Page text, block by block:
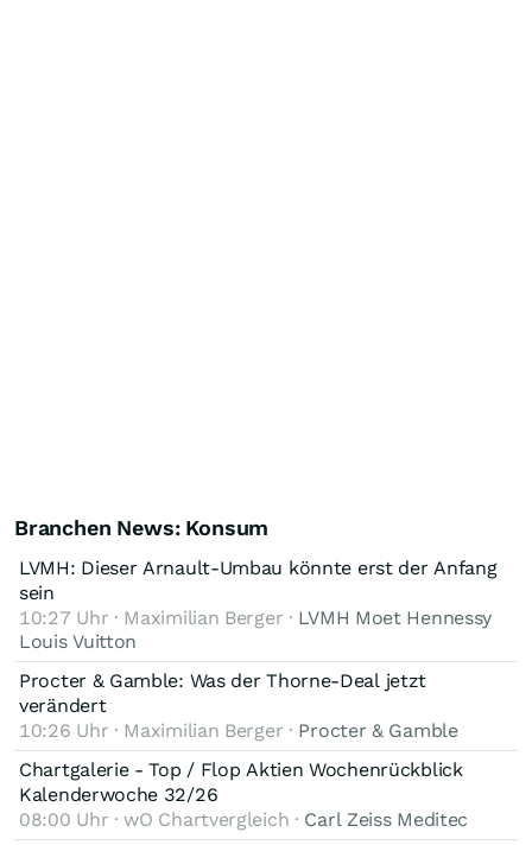
Branchen News: Konsum
LVMH: Dieser Arnault-Umbau könnte erst der Anfang
sein
10:27 Uhr · Maximilian Berger · LVMH Moet Hennessy
Louis Vuitton
Procter & Gamble: Was der Thorne-Deal jetzt
verändert
10:26 Uhr · Maximilian Berger · Procter & Gamble
Chartgalerie - Top / Flop Aktien Wochenrückblick
Kalenderwoche 32/26
08:00 Uhr · wO Chartvergleich · Carl Zeiss Meditec